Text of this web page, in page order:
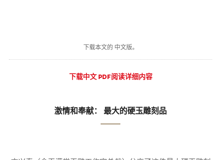
下载本文的 中文版。
下载中文 PDF阅读详细内容
激情和奉献： 最大的硬玉雕刻品